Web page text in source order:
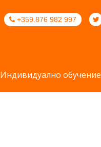
Индивидуално обучение
+359.876 982 997